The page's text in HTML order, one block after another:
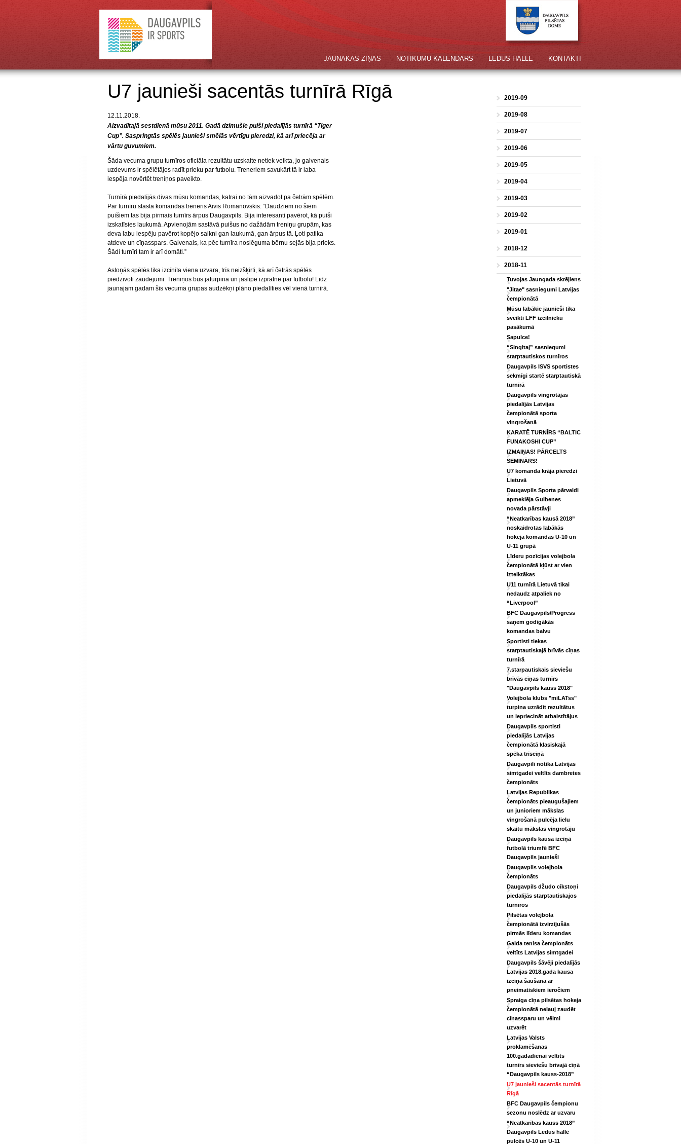
KONTAKTI
LEDUS HALLE
NOTIKUMU KALENDĀRS
JAUNĀKĀS ZIŅAS
2019-09
2019-08
2019-07
2019-06
2019-05
2019-04
2019-03
2019-02
2019-01
2018-12
2018-11
Tuvojas Jaungada skrējiens
"Jitae" sasniegumi Latvijas
čempionātā
Mūsu labākie jaunieši tika
sveikti LFF izcilnieku
pasākumā
Sapulce!
“Singitaj” sasniegumi
starptautiskos turnīros
Daugavpils ISVS sportistes
sekmīgi startē starptautiskā
turnīrā
Daugavpils vingrotājas
piedalījās Latvijas
čempionātā sporta
vingrošanā
KARATĒ TURNĪRS “BALTIC
FUNAKOSHI CUP”
IZMAIŅAS! PĀRCELTS
SEMINĀRS!
U7 komanda krāja pieredzi
Lietuvā
Daugavpils Sporta pārvaldi
apmeklēja Gulbenes
novada pārstāvji
“Neatkarības kausā 2018”
noskaidrotas labākās
hokeja komandas U-10 un
U-11 grupā
Līderu pozīcijas volejbola
čempionātā kļūst ar vien
izteiktākas
U11 turnīrā Lietuvā tikai
nedaudz atpaliek no
“Liverpool”
BFC Daugavpils/Progress
saņem godīgākās
komandas balvu
Sportisti tiekas
starptautiskajā brīvās cīņas
turnīrā
7.starpautiskais sieviešu
brīvās cīņas turnīrs
"Daugavpils kauss 2018"
Volejbola klubs "miLATss"
turpina uzrādīt rezultātus
un iepriecināt atbalstītājus
Daugavpils sportisti
piedalījās Latvijas
čempionātā klasiskajā
spēka trīscīņā
Daugavpilī notika Latvijas
simtgadei veltīts dambretes
čempionāts
Latvijas Republikas
čempionāts pieaugušajiem
un junioriem mākslas
vingrošanā pulcēja lielu
skaitu mākslas vingrotāju
Daugavpils kausa izcīņā
futbolā triumfē BFC
Daugavpils jaunieši
Daugavpils volejbola
čempionāts
Daugavpils džudo cīkstoņi
piedalījās starptautiskajos
turnīros
Pilsētas volejbola
čempionātā izvirzījušās
pirmās līderu komandas
Galda tenisa čempionāts
veltīts Latvijas simtgadei
Daugavpils šāvēji piedalījās
Latvijas 2018.gada kausa
izcīņā šaušanā ar
pneimatiskiem ieročiem
Spraiga cīņa pilsētas hokeja
čempionātā neļauj zaudēt
cīņassparu un vēlmi
uzvarēt
Latvijas Valsts
proklamēšanas
100.gadadienai veltīts
turnīrs sieviešu brīvajā cīņā
“Daugavpils kauss-2018”
U7 jaunieši sacentās turnīrā
Rīgā
BFC Daugavpils čempionu
sezonu noslēdz ar uzvaru
“Neatkarības kauss 2018”
Daugavpils Ledus hallē
pulcēs U-10 un U-11
U7 jaunieši sacentās turnīrā Rīgā
12.11.2018.
Aizvadītajā sestdienā mūsu 2011. Gadā dzimušie puiši piedalījās turnīrā “Tiger
Cup”. Saspringtās spēlēs jaunieši smēlās vērtīgu pieredzi, kā arī priecēja ar
vārtu guvumiem.
Šāda vecuma grupu turnīros oficiāla rezultātu uzskaite netiek veikta, jo galvenais
uzdevums ir spēlētājos radīt prieku par futbolu. Treneriem savukārt tā ir laba
iespēja novērtēt treniņos paveikto.
Turnīrā piedalījās divas mūsu komandas, katrai no tām aizvadot pa četrām spēlēm.
Par turnīru stāsta komandas treneris Aivis Romanovskis: “Daudziem no šiem
puišiem tas bija pirmais turnīrs ārpus Daugavpils. Bija interesanti pavērot, kā puiši
izskatīsies laukumā. Apvienojām sastāvā puišus no dažādām treniņu grupām, kas
deva labu iespēju pavērot kopējo saikni gan laukumā, gan ārpus tā. Ļoti patika
atdeve un cīņasspars. Galvenais, ka pēc turnīra noslēguma bērnu sejās bija prieks.
Šādi turnīri tam ir arī domāti.”
Astoņās spēlēs tika izcīnīta viena uzvara, trīs neizšķirti, kā arī četrās spēlēs
piedzīvoti zaudējumi. Treniņos būs jāturpina un jāslīpē izpratne par futbolu! Līdz
jaunajam gadam šīs vecuma grupas audzēkņi plāno piedalīties vēl vienā turnīrā.